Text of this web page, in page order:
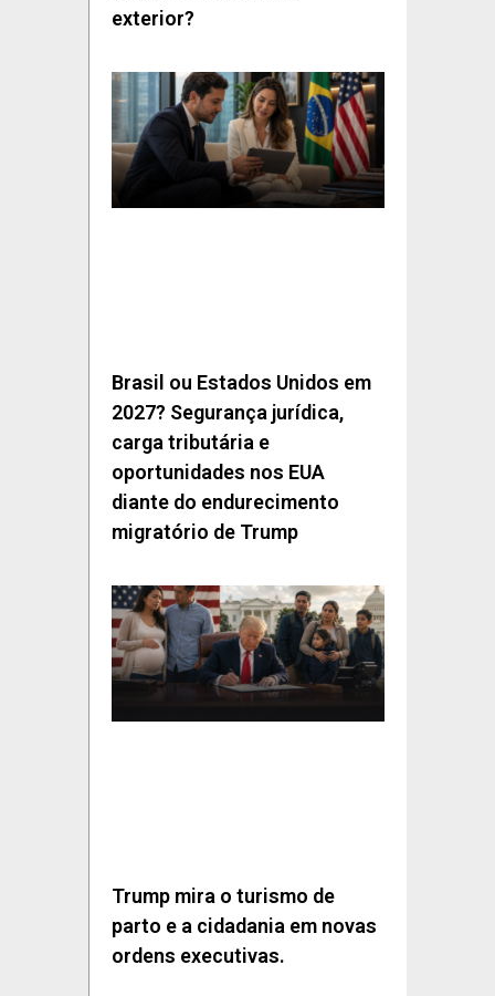
exterior?
Brasil ou Estados Unidos em
2027? Segurança jurídica,
carga tributária e
oportunidades nos EUA
diante do endurecimento
migratório de Trump
Trump mira o turismo de
parto e a cidadania em novas
ordens executivas.